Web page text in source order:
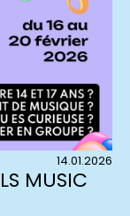
14.01.2026
MUSIC